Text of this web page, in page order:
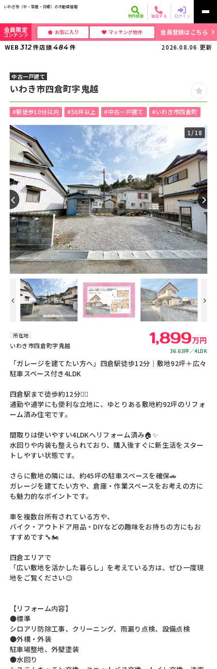
いわき市（平・常磐・内郷）の不動産情報
物件検索
電話する ログイン
会員限定
コンテンツ お気に入り マッチング物件
会員登録はこちら
WEB 312件店頭484 件 2026.08.06 更新
中古一戸建て
いわき市四倉町字鬼越
#駅徒歩10分以内 #50坪以上 #中古一戸建て #いわき市四倉町
1/18
リフォーム中です 駐車場部分だけで約45坪ありますので、ガレージを建
てたい方や倉庫を建てたい方など様々なご要望を叶えられるおうちです。
物置や間口のブロック塀を一部解体しますので、8台ほど駐車可能になり
ます。
所在地
いわき市四倉町字鬼越 1,899万円
36.63坪 4LDK
「ガレージを建てたい方へ」四倉駅徒歩12分｜敷地92坪＋広々
駐車スペース付き4LDK
四倉駅まで徒歩約12分🚶‍♂️
通勤や通学にも便利な立地に、ゆとりある敷地約92坪のリフォ
ーム済み住宅です。
間取りは使いやすい4LDKへリフォーム済み🏠✨
水回りや内装も整えられており、購入後すぐに新生活をスター
トしやすい状態です。
さらに敷地の隣には、約45坪の駐車スペースを確保🚗
ガレージを建てたい方や、倉庫・作業スペースをお考えの方に
も魅力的なポイントです。
車を複数台所有されている方や、
バイク・アウトドア用品・DIYなどの趣味をお持ちの方にもお
すすめです🔧🏍
四倉エリアで
「広い敷地を活かした暮らし」を考えている方は、ぜひ一度現
地をご覧ください😊
【リフォーム内容】
●標準
シロアリ防除工事、クリーニング、雨漏り点検、設備点検
●外構・外装
駐車場整地、外壁塗装
●水回り